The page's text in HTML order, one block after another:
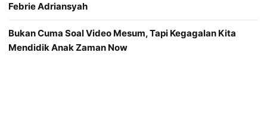
Febrie Adriansyah
Bukan Cuma Soal Video Mesum, Tapi Kegagalan Kita
Mendidik Anak Zaman Now